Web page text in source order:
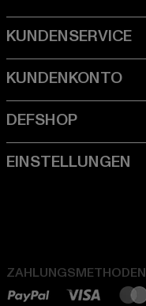
ZAHLUNGSMETHODEN